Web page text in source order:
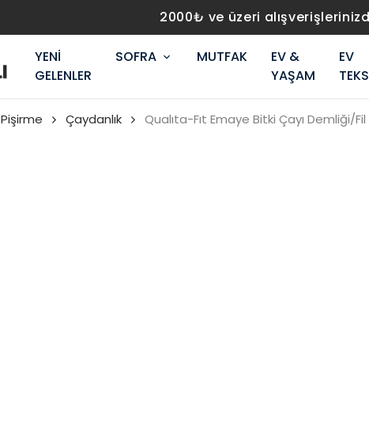
2000₺ ve üzeri
YENİ
GELENLER
SOFRA MUTFAK
EV &
YAŞAM
EV
Pişirme Çaydanlık Qualıta-Fıt Emaye Bitki Çayı Demliği/Fil